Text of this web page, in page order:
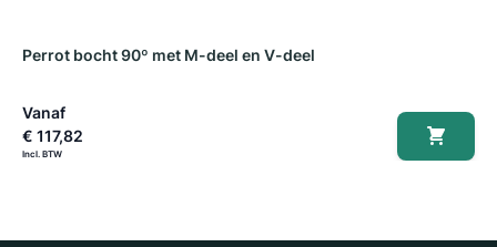
Perrot bocht 90º met M-deel en V-deel
Vanaf
€ 117,82